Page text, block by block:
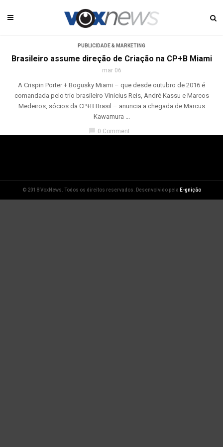
PUBLICIDADE & MARKETING
Brasileiro assume direção de Criação na CP+B Miami
mar 06
A Crispin Porter + Bogusky Miami – que desde outubro de 2016 é
comandada pelo trio brasileiro Vinicius Reis, André Kassu e Marcos
Medeiros, sócios da CP+B Brasil – anuncia a chegada de Marcus
Kawamura ...
chat_bubble 0 Comment
© 2018 VoxNews. Todos os direitos reservados. Desenvolvido pela E-gnição